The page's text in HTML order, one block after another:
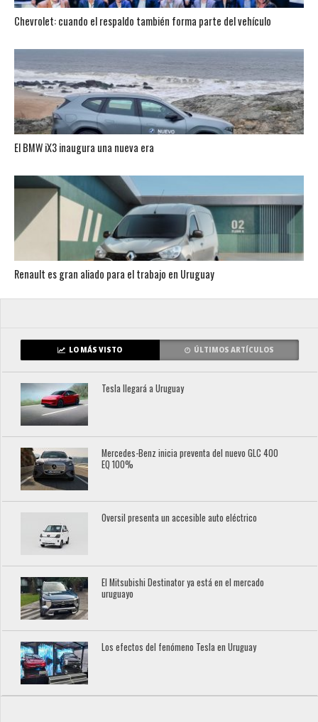
Chevrolet: cuando el respaldo también forma parte del vehículo
El BMW iX3 inaugura una nueva era
Renault es gran aliado para el trabajo en Uruguay
LO MÁS VISTO ÚLTIMOS ARTÍCULOS
Tesla llegará a Uruguay
Mercedes-Benz inicia preventa del nuevo GLC 400
EQ 100%
Oversil presenta un accesible auto eléctrico
El Mitsubishi Destinator ya está en el mercado
uruguayo
Los efectos del fenómeno Tesla en Uruguay